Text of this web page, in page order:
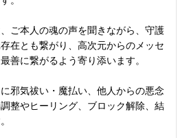
ご本人の魂の声を聞きながら、守護
在とも繋がり、高次元からのメッセ
善に繋がるよう寄り添います。
邪気祓い・魔払い、他人からの悪念
整やヒーリング、ブロック解除、結